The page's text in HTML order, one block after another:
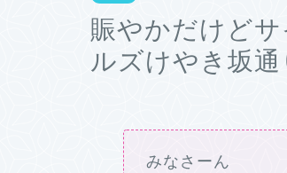
賑やかだけど
ルズけやき坂通
みなさーん